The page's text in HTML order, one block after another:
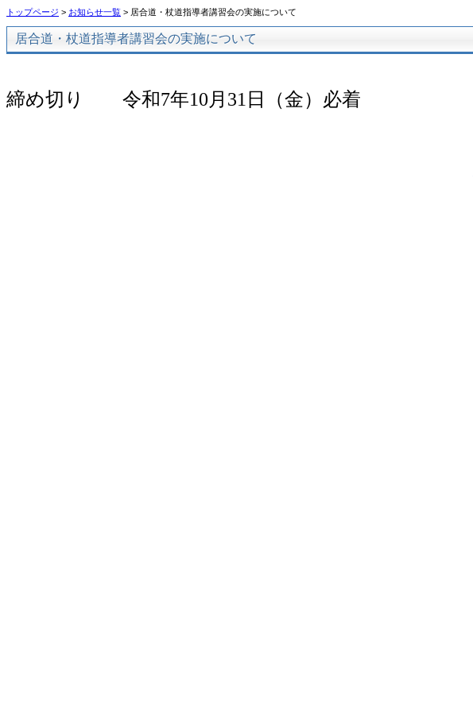
トップページ > お知らせ一覧 > 居合道・杖道指導者講習会の実施について
居合道・杖道指導者講習会の実施について
締め切り 令和7年10月31 日（金）必着